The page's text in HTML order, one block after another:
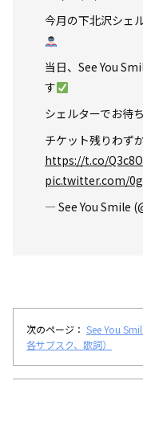
今月の下北沢シェ
当日、See You
す
シェルターでお待
チケット残りわず
https://t.co/
pic.twitter.com/
— See You Smile
次のページ： See You
各サブスク、歌詞）